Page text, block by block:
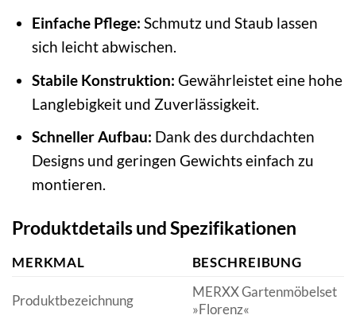
Einfache Pflege: Schmutz und Staub lassen
sich leicht abwischen.
Stabile Konstruktion: Gewährleistet eine hohe
Langlebigkeit und Zuverlässigkeit.
Schneller Aufbau: Dank des durchdachten
Designs und geringen Gewichts einfach zu
montieren.
Produktdetails und Spezifikationen
MERKMAL BESCHREIBUNG
Produktbezeichnung
MERXX Gartenmöbelset
»Florenz«